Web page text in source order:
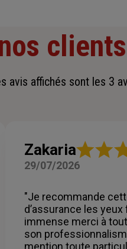
avis affichés sont les 3
ZakariaNote
5
étoiles
29/07/2026
"Je recommande
d’assurance les
immense merci à
son
mention toute